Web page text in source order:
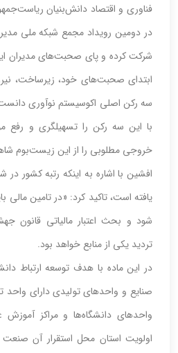
فناوری و اقتصاد دانش‌بنیان
در دومین رویداد مجمع شبکه ملی
شرکت کرده و پای صحبت‌های مدیران
ابتدای صحبت‌های خود، زیرساخت،
سه رکن اصلی اکوسیستم نوآوری
با این سه رکن را تسهیلگری و رفع
خروجی مطلوبی را از این زیست‌بوم
افشین با اشاره به اینکه رتبه کشور
یافته است، تاکید کرد: «در تامین مالی
شود‌ و بحث اعتبار مالیاتی قانون
تردید یکی از منابع خواهد بود.
در این ماده با هدف توسعه ارتباط
صنایع و واحدهای تولیدی دارای واحد
واحدهای دانشگاه‌ها و مراکز
اولویت استان محل استقرار آن صنعت